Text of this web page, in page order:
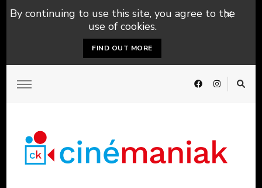
By continuing to use this site, you agree to the
use of cookies.
FIND OUT MORE